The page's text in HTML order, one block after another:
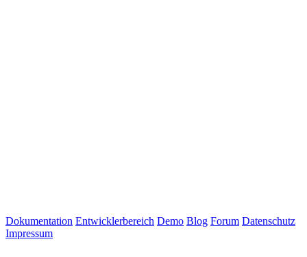
Dokumentation Entwicklerbereich Demo Blog Forum Datenschutz
Impressum